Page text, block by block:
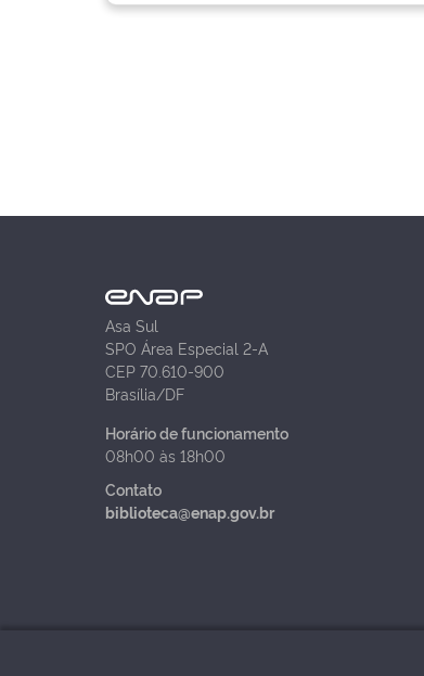
Asa Sul
SPO Área Especial 2-A
CEP 70.610-900
Brasília/DF
Horário de funcionamento
08h00 às 18h00
Contato
biblioteca@enap.gov.br